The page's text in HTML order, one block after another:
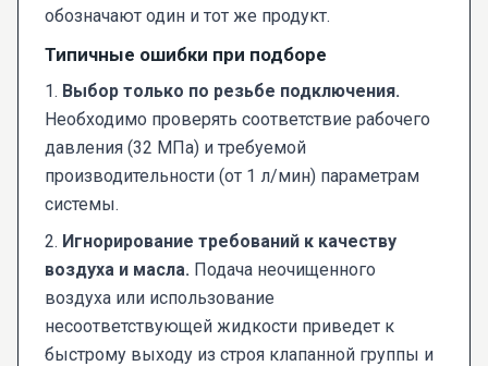
обозначают один и тот же продукт.
Типичные ошибки при подборе
1. Выбор только по резьбе подключения.
Необходимо проверять соответствие рабочего
давления (32 МПа) и требуемой
производительности (от 1 л/мин) параметрам
системы.
2. Игнорирование требований к качеству
воздуха и масла. Подача неочищенного
воздуха или использование
несоответствующей жидкости приведет к
быстрому выходу из строя клапанной группы и